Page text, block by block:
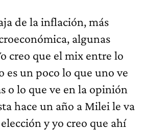
de la inflación, más
algunas
creo que el mix entre lo
es un poco lo que uno ve
o lo que ve en la opinión
hace un año a Milei le va
y yo creo que ahí